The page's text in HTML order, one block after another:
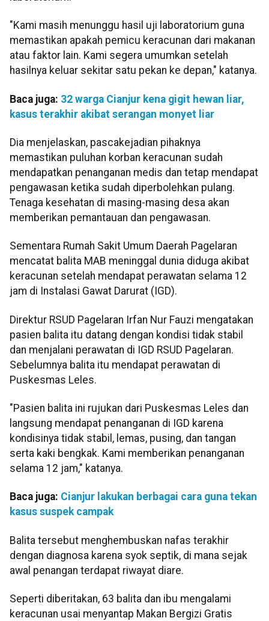
"Kami masih menunggu hasil uji laboratorium guna
memastikan apakah pemicu keracunan dari makanan
atau faktor lain. Kami segera umumkan setelah
hasilnya keluar sekitar satu pekan ke depan," katanya.
Baca juga: 32 warga Cianjur kena gigit hewan liar,
kasus terakhir akibat serangan monyet liar
Dia menjelaskan, pascakejadian pihaknya
memastikan puluhan korban keracunan sudah
mendapatkan penanganan medis dan tetap mendapat
pengawasan ketika sudah diperbolehkan pulang.
Tenaga kesehatan di masing-masing desa akan
memberikan pemantauan dan pengawasan.
Sementara Rumah Sakit Umum Daerah Pagelaran
mencatat balita MAB meninggal dunia diduga akibat
keracunan setelah mendapat perawatan selama 12
jam di Instalasi Gawat Darurat (IGD).
Direktur RSUD Pagelaran Irfan Nur Fauzi mengatakan
pasien balita itu datang dengan kondisi tidak stabil
dan menjalani perawatan di IGD RSUD Pagelaran.
Sebelumnya balita itu mendapat perawatan di
Puskesmas Leles.
"Pasien balita ini rujukan dari Puskesmas Leles dan
langsung mendapat penanganan di IGD karena
kondisinya tidak stabil, lemas, pusing, dan tangan
serta kaki bengkak. Kami memberikan penanganan
selama 12 jam," katanya.
Baca juga: Cianjur lakukan berbagai cara guna tekan
kasus suspek campak
Balita tersebut menghembuskan nafas terakhir
dengan diagnosa karena syok septik, di mana sejak
awal penangan terdapat riwayat diare.
Seperti diberitakan, 63 balita dan ibu mengalami
keracunan usai menyantap Makan Bergizi Gratis